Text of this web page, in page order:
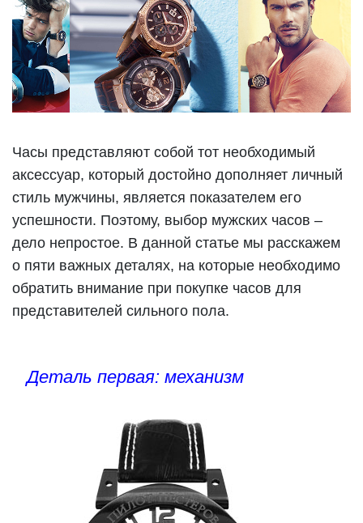
Часы представляют собой тот необходимый
аксессуар, который достойно дополняет личный
стиль мужчины, является показателем его
успешности. Поэтому, выбор мужских часов –
дело непростое. В данной статье мы расскажем
о пяти важных деталях, на которые необходимо
обратить внимание при покупке часов для
представителей сильного пола.
Деталь первая: механизм